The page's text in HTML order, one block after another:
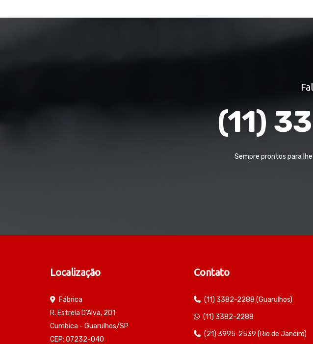
(11)
Sempre prontos para
Localização
Fábrica
R. Estrela D'Alva, 201
Cumbica - Guarulhos/SP
CEP: 07232-040
Contato
(11) 3382-2288 (Guarulhos)
(11) 3382-2288
(21) 3995-2539 (Rio de Janeiro)